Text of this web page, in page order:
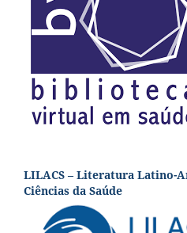
LILACS – Literatura Latino-
Ciências da Saúde